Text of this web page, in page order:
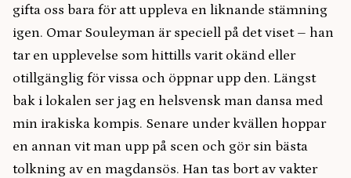
gifta oss bara för att uppleva en liknande stämning
igen. Omar Souleyman är speciell på det viset – han
tar en upplevelse som hittills varit okänd eller
otillgänglig för vissa och öppnar upp den. Längst
bak i lokalen ser jag en helsvensk man dansa med
min irakiska kompis. Senare under kvällen hoppar
en annan vit man upp på scen och gör sin bästa
tolkning av en magdansös. Han tas bort av vakter